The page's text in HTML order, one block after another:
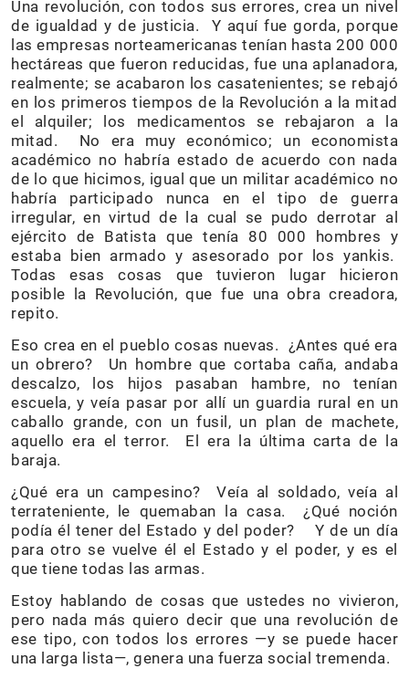
Una revolución, con todos sus errores, crea un nivel
de igualdad y de justicia. Y aquí fue gorda, porque
las empresas norteamericanas tenían hasta 200 000
hectáreas que fueron reducidas, fue una aplanadora,
realmente; se acabaron los casatenientes; se rebajó
en los primeros tiempos de la Revolución a la mitad
el alquiler; los medicamentos se rebajaron a la
mitad. No era muy económico; un economista
académico no habría estado de acuerdo con nada
de lo que hicimos, igual que un militar académico no
habría participado nunca en el tipo de guerra
irregular, en virtud de la cual se pudo derrotar al
ejército de Batista que tenía 80 000 hombres y
estaba bien armado y asesorado por los yankis.
Todas esas cosas que tuvieron lugar hicieron
posible la Revolución, que fue una obra creadora,
repito.
Eso crea en el pueblo cosas nuevas. ¿Antes qué era
un obrero? Un hombre que cortaba caña, andaba
descalzo, los hijos pasaban hambre, no tenían
escuela, y veía pasar por allí un guardia rural en un
caballo grande, con un fusil, un plan de machete,
aquello era el terror. El era la última carta de la
baraja.
¿Qué era un campesino? Veía al soldado, veía al
terrateniente, le quemaban la casa. ¿Qué noción
podía él tener del Estado y del poder? Y de un día
para otro se vuelve él el Estado y el poder, y es el
que tiene todas las armas.
Estoy hablando de cosas que ustedes no vivieron,
pero nada más quiero decir que una revolución de
ese tipo, con todos los errores —y se puede hacer
una larga lista—, genera una fuerza social tremenda.